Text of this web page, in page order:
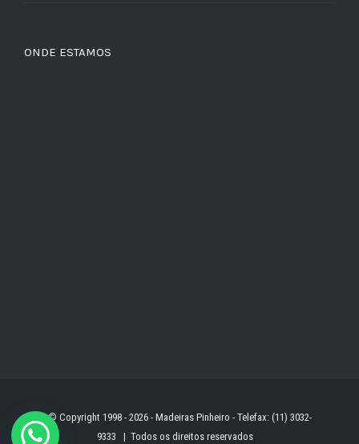
ONDE ESTAMOS
© Copyright 1998 - 2026 - Madeiras Pinheiro - Telefax: (11) 3032-
9333 | Todos os direitos reservados